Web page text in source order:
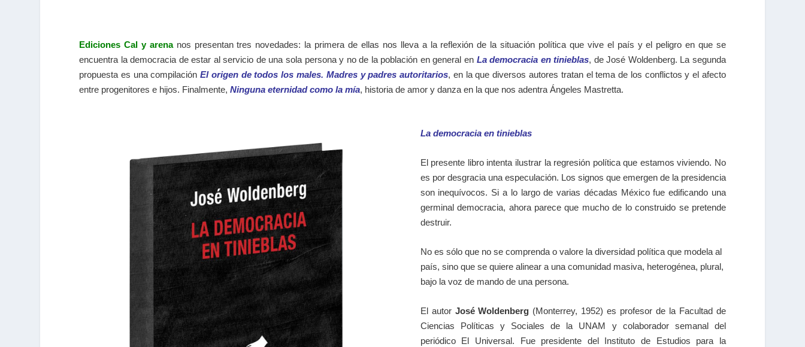
Ediciones Cal y arenanos presentan tres novedades: la primera de ellas nos lleva a la reflexión de la situación política que vive el país y el peligro en que se
encuentra la democracia de estar al servicio de una sola persona y no de la población en general en La democracia en tinieblas, de José Woldenberg. La segunda
propuesta es una compilaciónEl origen de todos los males. Madres y padres autoritarios, en la que diversos autores tratan el tema de los conflictos y el afecto
entre progenitores e hijos. Finalmente, Ninguna eternidad como la mía, historia de amor y danza en la que nos adentra Ángeles Mastretta.
La democracia en tinieblas
El presente libro intenta ilustrar la regresión política que estamos viviendo. No
es por desgracia una especulación. Los signos que emergen de la presidencia
son inequívocos. Si a lo largo de varias décadas México fue edificando una
germinal democracia, ahora parece que mucho de lo construido se pretende
destruir.
No es sólo que no se comprenda o valore la diversidad política que modela al
país, sino que se quiere alinear a una comunidad masiva, heterogénea, plural,
bajo la voz de mando de una persona.
El autorJosé Woldenberg (Monterrey, 1952) es profesor de la Facultad de
Ciencias Políticas y Sociales de la UNAM y colaborador semanal del
periódico El Universal. Fue presidente del Instituto de Estudios para la